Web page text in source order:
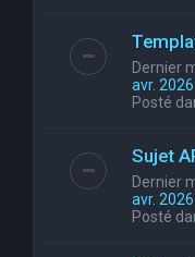
Dernier
avr.
Posté
Sujet
Dernier
avr.
Posté